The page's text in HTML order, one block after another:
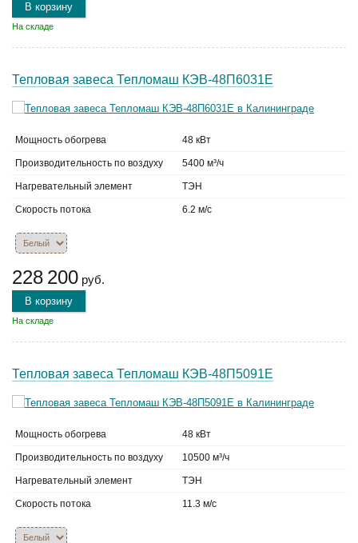
В корзину
На складе
Тепловая завеса Тепломаш КЭВ-48П6031Е
Мощность обогрева 48 кВт
Производительность по воздуху 5400 м³/ч
Нагревательный элемент ТЭН
Скорость потока 6.2 м/с
228 200 руб.
В корзину
На складе
Тепловая завеса Тепломаш КЭВ-48П5091Е
Мощность обогрева 48 кВт
Производительность по воздуху 10500 м³/ч
Нагревательный элемент ТЭН
Скорость потока 11.3 м/с